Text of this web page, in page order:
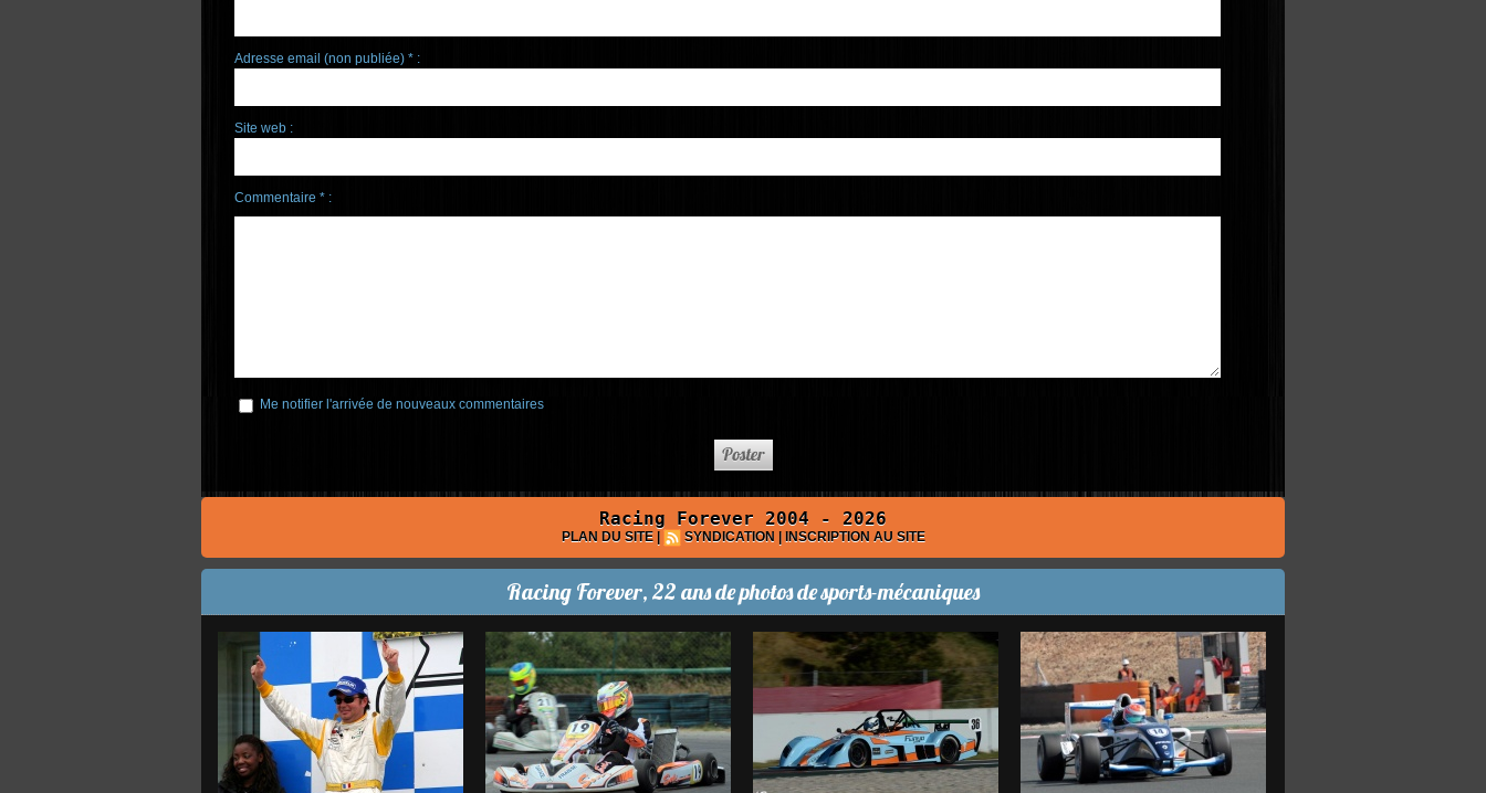
Adresse email (non publiée) * :
Site web :
Commentaire * :
Me notifier l'arrivée de nouveaux commentaires
Racing Forever 2004 - 2026
PLAN DU SITE | SYNDICATION | INSCRIPTION AU SITE
Racing Forever, 22 ans de photos de sports-mécaniques